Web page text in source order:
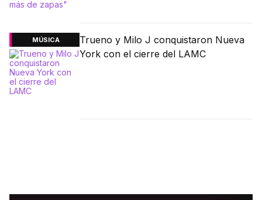
MÚSICA
Trueno y Milo J conquistaron Nueva
York con el cierre del LAMC